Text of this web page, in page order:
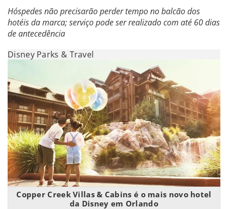
Hóspedes não precisarão perder tempo no balcão dos
hotéis da marca; serviço pode ser realizado com até 60 dias
de antecedência
Disney Parks & Travel
Copper Creek Villas & Cabins é o mais novo hotel
da Disney em Orlando